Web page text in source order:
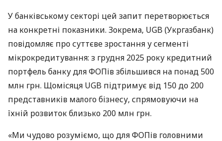
У банківському секторі цей запит перетворюється
на конкретні показники. Зокрема, UGB (Укргазбанк)
повідомляє про суттєве зростання у сегменті
мікрокредитування: з грудня 2025 року кредитний
портфель банку для ФОПів збільшився на понад 500
млн грн. Щомісяця UGB підтримує від 150 до 200
представників малого бізнесу, спрямовуючи на
їхній розвиток близько 200 млн грн.
«Ми чудово розуміємо, що для ФОПів головними